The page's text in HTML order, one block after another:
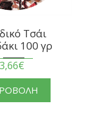
Τσάι
100 γρ
3,66€